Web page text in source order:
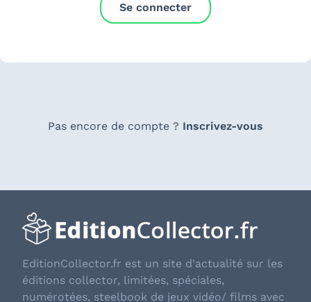
Se connecter
Pas encore de compte ? Inscrivez-vous
EditionCollector.fr est un site d'actualité sur les
éditions collector, limitées, spéciales,
numérotées, steelbook de jeux vidéo/ films avec